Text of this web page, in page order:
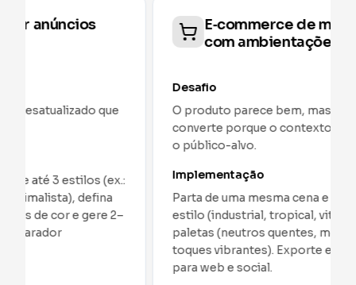
E‑commerce de móveis: PDP
com ambientações por estilo
O produto parece bem, mas o PDP não
converte porque o contexto não conecta com
Implementação
Parta de uma mesma cena e gere variações por
estilo (industrial, tropical, vitoriano), ajustando
paletas (neutros quentes, monocromático ou
toques vibrantes). Exporte em alta qualidade